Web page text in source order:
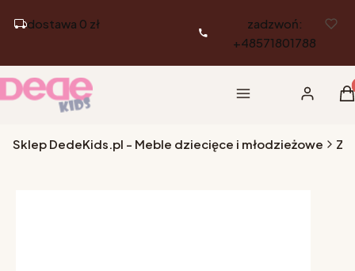
dostawa 0 zł
zadzwoń:
+48571801788
Menu Zaloguj się
Sklep DedeKids.pl - Meble dziecięce i młodzieżowe